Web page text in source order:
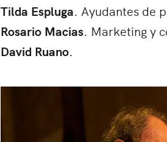
Tilda Espluga . Ayudantes de
Rosario Macias . Marketing y
David Ruano